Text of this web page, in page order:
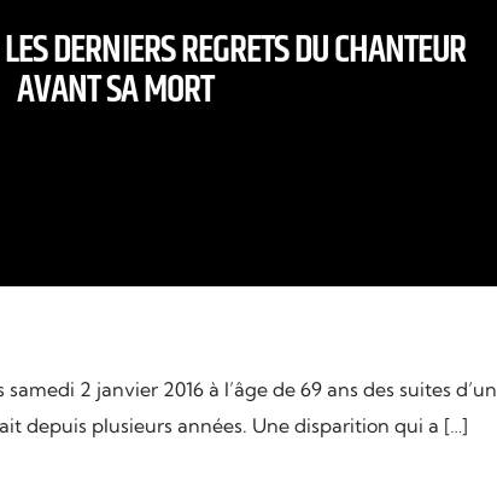
DERNIERS REGRETS DU CHANTEUR
AVANT SA MORT
2 janvier 2016 à l’âge de 69 ans des suites d’un
depuis plusieurs années. Une disparition qui a […]